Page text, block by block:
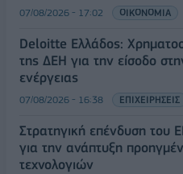
07/08/2026 - 17:02 ΟΙΚΟΝΟΜΙΑ
Deloitte Ελλάδος:
της ΔΕΗ για την είσοδο
ενέργειας
07/08/2026 - 16:38 ΕΠΙΧΕΙΡΗΣΕΙΣ
Στρατηγική επένδυση του
για την ανάπτυξη
τεχνολογιών